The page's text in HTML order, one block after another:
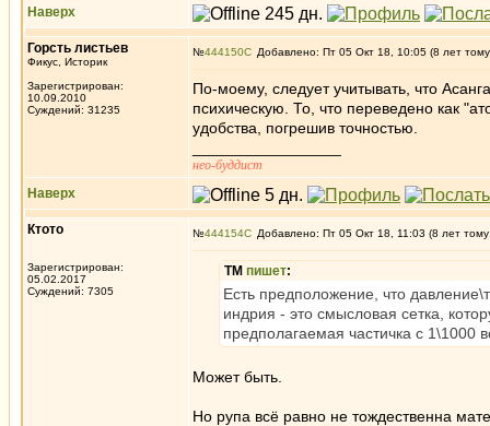
Наверх
Горсть листьев
Фикус, Историк
Зарегистрирован:
10.09.2010
Суждений: 31235
№444150 Добавлено: Пт 05 Окт 18, 10:05 (8 лет
По-моему, следует учитывать, что
психическую. То, что переведено как
удобства, погрешив точностью.
нео-буддист
Наверх
Ктото
Зарегистрирован:
05.02.2017
Суждений: 7305
№444154 Добавлено: Пт 05 Окт 18, 11:03 (8 лет
ТМ пишет:
Есть предположение, что
индрия - это смысловая сетка,
предполагаемая частичка с 1\1000
Может быть.
Но рупа всё равно не тождественна